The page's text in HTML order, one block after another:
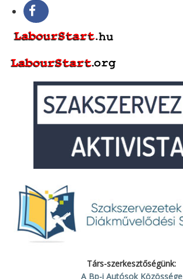
Társ-szerkesztőségünk:
A Bp-i Autósok Közössége